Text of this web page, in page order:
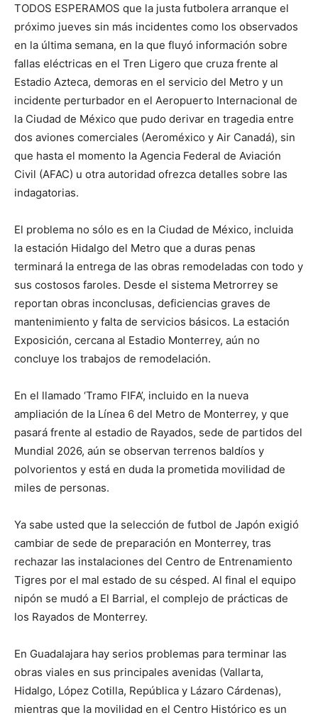
TODOS ESPERAMOS que la justa futbolera arranque el
próximo jueves sin más incidentes como los observados
en la última semana, en la que fluyó información sobre
fallas eléctricas en el Tren Ligero que cruza frente al
Estadio Azteca, demoras en el servicio del Metro y un
incidente perturbador en el Aeropuerto Internacional de
la Ciudad de México que pudo derivar en tragedia entre
dos aviones comerciales (Aeroméxico y Air Canadá), sin
que hasta el momento la Agencia Federal de Aviación
Civil (AFAC) u otra autoridad ofrezca detalles sobre las
indagatorias.
El problema no sólo es en la Ciudad de México, incluida
la estación Hidalgo del Metro que a duras penas
terminará la entrega de las obras remodeladas con todo y
sus costosos faroles. Desde el sistema Metrorrey se
reportan obras inconclusas, deficiencias graves de
mantenimiento y falta de servicios básicos. La estación
Exposición, cercana al Estadio Monterrey, aún no
concluye los trabajos de remodelación.
En el llamado ‘Tramo FIFA’, incluido en la nueva
ampliación de la Línea 6 del Metro de Monterrey, y que
pasará frente al estadio de Rayados, sede de partidos del
Mundial 2026, aún se observan terrenos baldíos y
polvorientos y está en duda la prometida movilidad de
miles de personas.
Ya sabe usted que la selección de futbol de Japón exigió
cambiar de sede de preparación en Monterrey, tras
rechazar las instalaciones del Centro de Entrenamiento
Tigres por el mal estado de su césped. Al final el equipo
nipón se mudó a El Barrial, el complejo de prácticas de
los Rayados de Monterrey.
En Guadalajara hay serios problemas para terminar las
obras viales en sus principales avenidas (Vallarta,
Hidalgo, López Cotilla, República y Lázaro Cárdenas),
mientras que la movilidad en el Centro Histórico es un